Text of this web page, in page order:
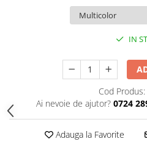
IN
Cod Produs:
Ai nevoie de ajutor? 0724
Adauga la Favorite